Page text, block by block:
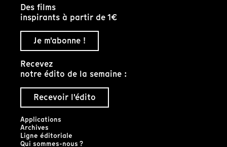
Des films
inspirants à partir de 1€
Je m'abonne !
Recevez
notre édito de la semaine :
Recevoir l'édito
Applications
Archives
Ligne éditoriale
Qui sommes-nous ?